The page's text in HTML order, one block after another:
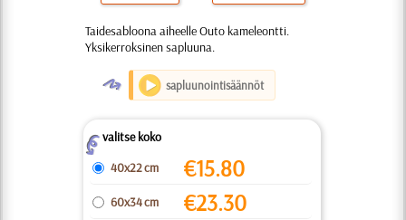
Taidesabloona aiheelle Outo kameleontti.
Yksikerroksinen sapluuna.
O sapluunointisäännöt
Zvalitse koko
40x22 cm
€15.80
60x34 cm €23.30